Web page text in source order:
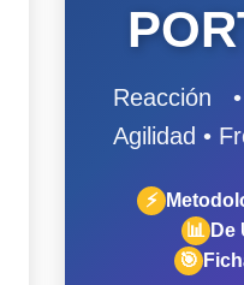
Reacción
Agilidad •
⚡
📊 De
🎯